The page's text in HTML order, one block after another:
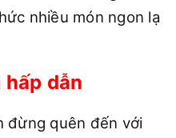
nhiều món ngon lạ
dẫn
đừng quên đến với